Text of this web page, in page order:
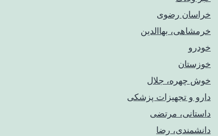
خراسان رضوی
خرمشاهی، بهاالدین
خودرو
خوزستان
خوش چهره، جلال
دارو و تجهیزات پزشکی
داستانی، مرتضی
دانشمندی، رضا